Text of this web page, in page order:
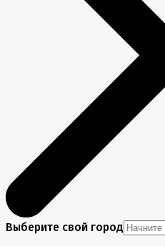
Выберите свой город